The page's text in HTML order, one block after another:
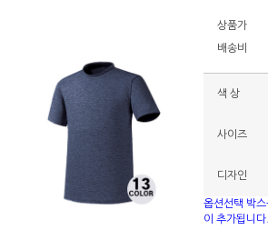
상품가
배송비
색 상
사이즈
디자인
옵션선택 박
이 추가됩니다.